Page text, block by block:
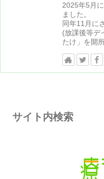
2025年5月
ました。
同年11月に
(放課後等デ
たけ」を開
サイト内検索